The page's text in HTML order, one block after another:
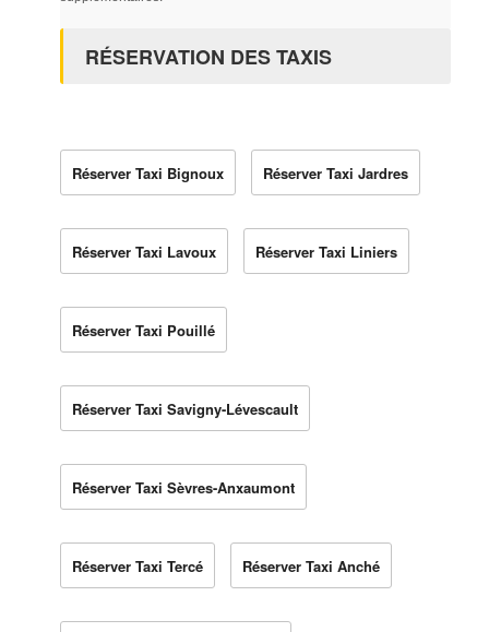
RÉSERVATION DES TAXIS
Réserver Taxi Bignoux Réserver Taxi Jardres
Réserver Taxi Lavoux Réserver Taxi Liniers
Réserver Taxi Pouillé
Réserver Taxi Savigny-Lévescault
Réserver Taxi Sèvres-Anxaumont
Réserver Taxi Tercé Réserver Taxi Anché